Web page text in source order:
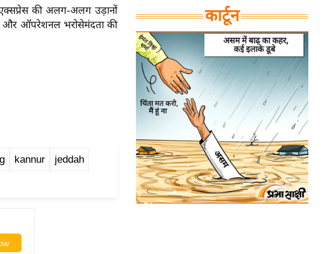
की अलग-अलग उड़ानों
और ऑपरेशनल भरोसेमंदता की
kannur jeddah
कार्टून